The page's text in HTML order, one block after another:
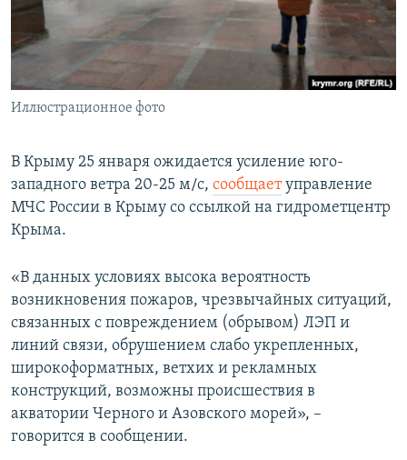
ПОБЕДИТЕЛЕЙ НЕ СУДЯТ?
КРЫМ.НЕПОКОРЕННЫЙ
ELIFBE
УКРАИНСКАЯ ПРОБЛЕМА КРЫМА
ПРИСОЕДИНЯЙТЕСЬ!
Иллюстрационное фото
В Крыму 25 января ожидается усиление юго-
западного ветра 20-25 м/с, сообщаетуправление
МЧС России в Крыму со ссылкой на гидрометцентр
Крыма.
«В данных условиях высока вероятность
возникновения пожаров, чрезвычайных ситуаций,
связанных с повреждением (обрывом) ЛЭП и
линий связи, обрушением слабо укрепленных,
широкоформатных, ветхих и рекламных
конструкций, возможны происшествия в
акватории Черного и Азовского морей», –
говорится в сообщении.